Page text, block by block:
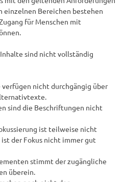
einzelnen Bereichen bestehen
für Menschen mit
sind nicht vollständig
nicht durchgängig über
sind die Beschriftungen nicht
ist teilweise nicht
der Fokus nicht immer gut
stimmt der zugängliche
überein.